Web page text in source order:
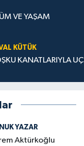
VE YAŞAM
KÜTÜK
KANATLARIYLA
YAZAR
Aktürkoğlu